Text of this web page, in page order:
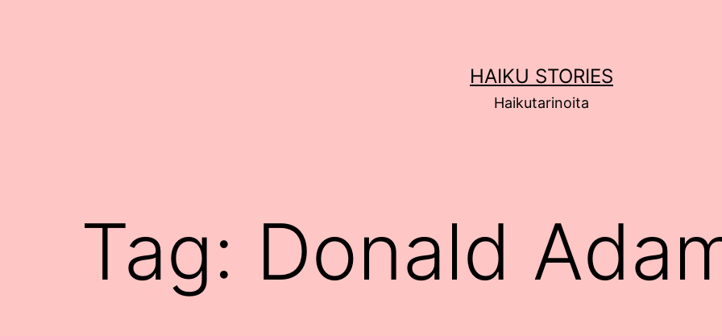
HAIKU STORIES
Haikutarinoita
Tag: Donald